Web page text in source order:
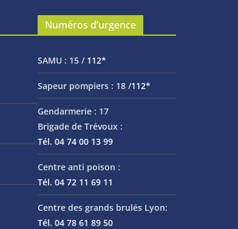
Numéros d’urgence
SAMU : 15 / 112*
Sapeur pompiers : 18 /112*
Gendarmerie : 17
Brigade de Trévoux :
Tél. 04 74 00 13 99
Centre anti poison :
Tél. 04 72 11 69 11
Centre des grands brulés Lyon:
Tél. 04 78 61 89 50